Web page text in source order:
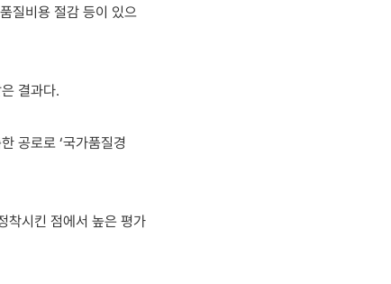
질비용 절감 등이 있으
결과다.
공로로 ‘국가품질경
착시킨 점에서 높은 평가